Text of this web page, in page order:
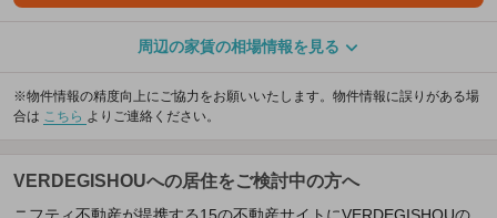
周辺の家賃の相場情報を見る
※物件情報の精度向上にご協力をお願いいたします。物件情報に誤りがある場
合は こちら よりご連絡ください。
VERDEGISHOUへの居住をご検討中の方へ